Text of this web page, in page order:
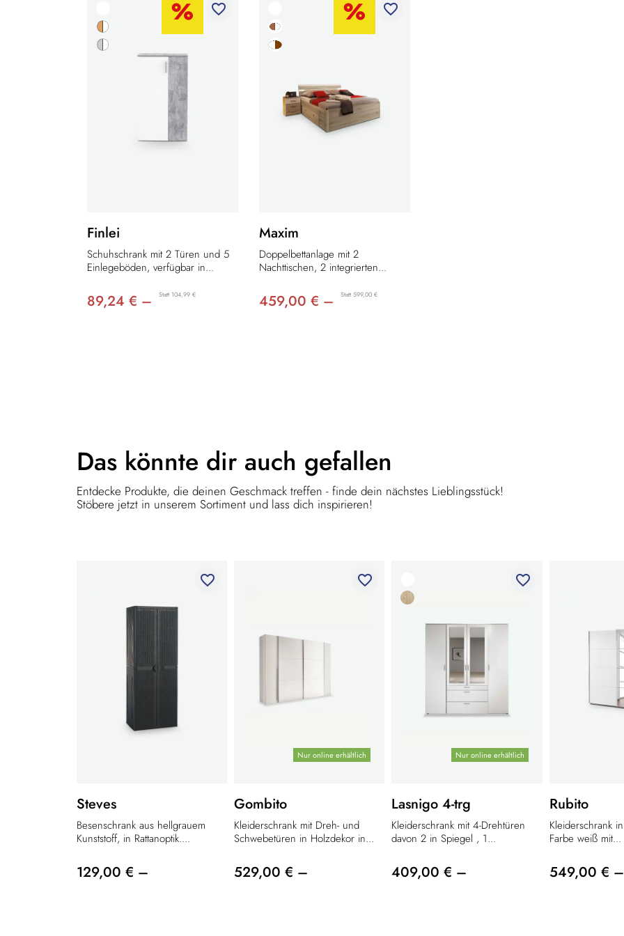
favorite_border
Finlei
Schuhschrank mit 2 Türen und 5
Einlegeböden, verfügbar in...
89,24 € – Statt 104,99 €
favorite_border
Maxim
Doppelbettanlage mit 2
Nachttischen, 2 integrierten...
459,00 € – Statt 599,00 €
Das könnte dir auch gefallen
Entdecke Produkte, die deinen Geschmack treffen - finde dein nächstes Lieblingsstück!
Stöbere jetzt in unserem Sortiment und lass dich inspirieren!
favorite_border
Steves
Besenschrank aus hellgrauem
Kunststoff, in Rattanoptik....
129,00 € –
Nur online erhältlich
favorite_border
Gombito
Kleiderschrank mit Dreh- und
Schwebetüren in Holzdekor in...
529,00 € –
Nur online erhältlich
favorite_border
Lasnigo 4-trg
Kleiderschrank mit 4-Drehtüren
davon 2 in Spiegel , 1...
409,00 € –
Rubito
Kleiderschrank
Farbe weiß mit...
549,00 € –